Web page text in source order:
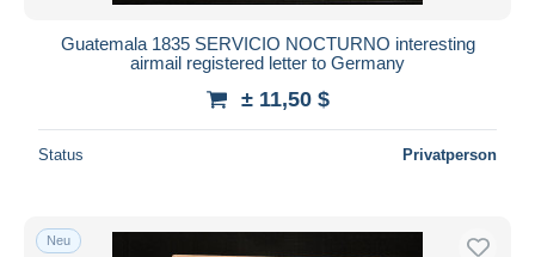
Endet in Stunde(n)
Preis
Kostenloser Versand
Guatemala 1835 SERVICIO NOCTURNO interesting
airmail registered letter to Germany
± 11,50 $
Status Privatperson
Neu